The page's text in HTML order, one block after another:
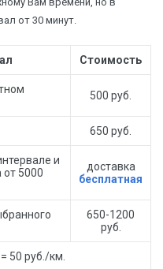
от 30 минут.
Стоимость
500 руб.
650 руб.
и
от 5000
доставка
бесплатная
650-1200
руб.
50 руб./км.